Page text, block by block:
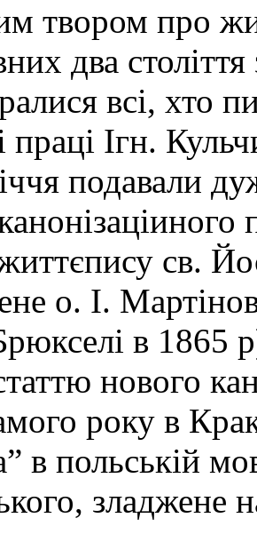
твором про
два
всі, хто
праці Ігн.
подавали
св.
о. І.
в 1865
нового
року в
в польській
зладжене